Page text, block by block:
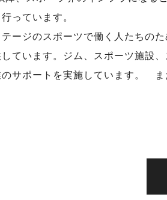
っています。
ージのスポーツで働く人たちの
ています。ジム、スポーツ施設
サポートを実施しています。